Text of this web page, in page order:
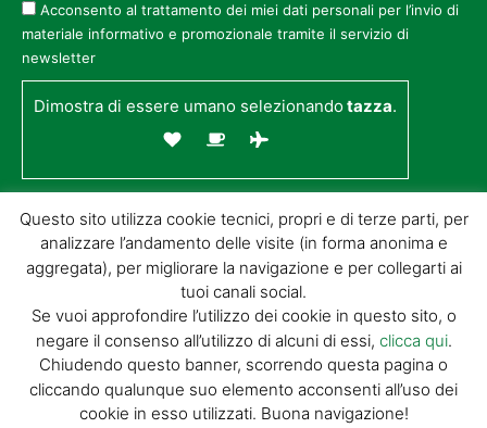
Acconsento al trattamento dei miei dati personali per l’invio di
materiale informativo e promozionale tramite il servizio di
newsletter
Dimostra di essere umano selezionandotazza.
© GIORGIO TESI EDITRICE S.R.L. | P.IVA
01732650476 | VIA DI BADIA 14 – 51100 LOC.
BOTTEGONE (PISTOIA) |POWERED BY
ALLYMIND
Questo sito utilizza cookie tecnici, propri e di terze parti, per
analizzare l’andamento delle visite (in forma anonima e
aggregata), per migliorare la navigazione e per collegarti ai
tuoi canali social.
Se vuoi approfondire l’utilizzo dei cookie in questo sito, o
negare il consenso all’utilizzo di alcuni di essi, clicca qui.
Chiudendo questo banner, scorrendo questa pagina o
cliccando qualunque suo elemento acconsenti all’uso dei
cookie in esso utilizzati. Buona navigazione!